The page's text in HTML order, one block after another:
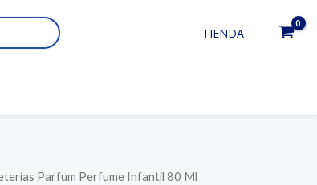
TIENDA
Parfum Perfume Infantil 80 Ml